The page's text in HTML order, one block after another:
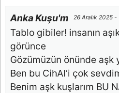
Anka Kuşu'm 26 Aralık 2025 -
Tablo gibiler! insanın
görünce
Gözümüzün önünde aşk
Ben bu CihAl’i çok
Benim aşk kuşlarım BU